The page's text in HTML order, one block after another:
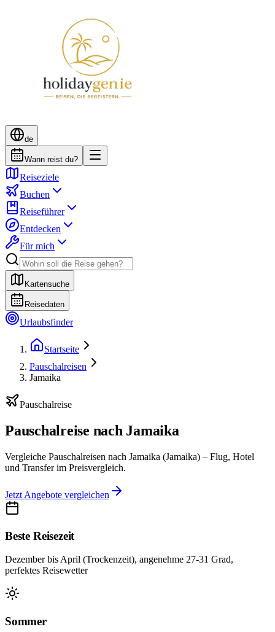
de
Wann reist du?
Reiseziele
Buchen
Reiseführer
Entdecken
Für mich
Kartensuche
Reisedaten
Urlaubsfinder
Startseite
Pauschalreisen
Jamaika
Pauschalreise
Pauschalreise nach Jamaika
Vergleiche Pauschalreisen nach Jamaika (Jamaika) – Flug, Hotel
und Transfer im Preisvergleich.
Jetzt Angebote vergleichen
Beste Reisezeit
Dezember bis April (Trockenzeit), angenehme 27-31 Grad,
perfektes Reisewetter
Sommer